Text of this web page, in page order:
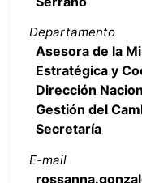
Departamento
Asesora de la
Estratégica y
Dirección
Gestión del
Secretaría
E-mail